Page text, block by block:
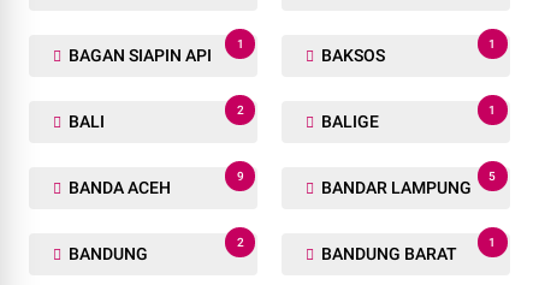
BAGAN SIAPIN API
1
BAKSOS
1
BALI
2
BALIGE
1
BANDA ACEH
9
BANDAR LAMPUNG
5
BANDUNG
2
BANDUNG BARAT
1